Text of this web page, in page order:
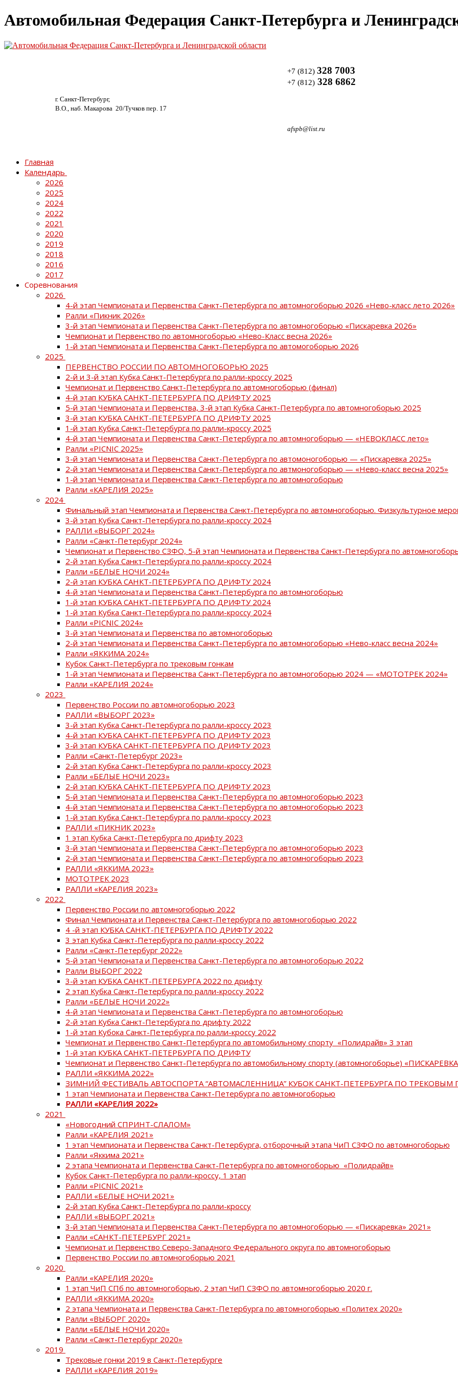
Автомобильная Федерация Санкт-Петербурга и
г. Санкт-Петербург,
В.О., наб. Макарова 20/Тучков пер. 17
+7 (812) 328 7003
+7 (812) 328 6862
afspb@list.ru
Главная
Календарь
2026
2025
2024
2022
2021
2020
2019
2018
2016
2017
Соревнования
2026
4-й этап Чемпионата и Первенства Санкт-Петербурга по автомногоборью 2026 «Нево-класс лето 2026»
Ралли «Пикник 2026»
3-й этап Чемпионата и Первенства Санкт-Петербурга по автомногоборью «Пискаревка 2026»
Чемпионат и Первенство по автомногоборью «Нево-Класс весна 2026»
1-й этап Чемпионата и Первенства Санкт-Петербурга по автомогоборью 2026
2025
ПЕРВЕНСТВО РОССИИ ПО АВТОМНОГОБОРЬЮ 2025
2-й и 3-й этап Кубка Санкт-Петербурга по ралли-кроссу 2025
Чемпионат и Первенство Санкт-Петербурга по автомногоборью (финал)
4-й этап КУБКА САНКТ-ПЕТЕРБУРГА ПО ДРИФТУ 2025
5-й этап Чемпионата и Первенства, 3-й этап Кубка Санкт-Петербурга по автомногоборью 2025
3-й этап КУБКА САНКТ-ПЕТЕРБУРГА ПО ДРИФТУ 2025
1-й этап Кубка Санкт-Петербурга по ралли-кроссу 2025
4-й этап Чемпионата и Первенства Санкт-Петербурга по автомногоборью — «НЕВОКЛАСС лето»
Ралли «PICNIC 2025»
3-й этап Чемпионата и Первенства Санкт-Петербурга по автомоногоборью — «Пискаревка 2025»
2-й этап Чемпионата и Первенства Санкт-Петербурга по автмоногоборью — «Нево-класс весна 2025»
1-й этап Чемпионата и Первенства Санкт-Петербурга по автомногоборью
Ралли «КАРЕЛИЯ 2025»
2024
Финальный этап Чемпионата и Первенства Санкт-Петербурга по автомногоборью. Физкультурное
3-й этап Кубка Санкт-Петербурга по ралли-кроссу 2024
РАЛЛИ «ВЫБОРГ 2024»
Ралли «Санкт-Петербург 2024»
Чемпионат и Первенство СЗФО, 5-й этап Чемпионата и Первенства Санкт-Петербурга по
2-й этап Кубка Санкт-Петербурга по ралли-кроссу 2024
Ралли «БЕЛЫЕ НОЧИ 2024»
2-й этап КУБКА САНКТ-ПЕТЕРБУРГА ПО ДРИФТУ 2024
4-й этап Чемпионата и Первенства Санкт-Петербурга по автомногоборью
1-й этап КУБКА САНКТ-ПЕТЕРБУРГА ПО ДРИФТУ 2024
1-й этап Кубка Санкт-Петербурга по ралли-кроссу 2024
Ралли «PICNIC 2024»
3-й этап Чемпионата и Первенства по автомногоборью
2-й этап Чемпионата и Первенства Санкт-Петербурга по автомногоборью «Нево-класс весна 2024»
Ралли «ЯККИМА 2024»
Кубок Санкт-Петербурга по трековым гонкам
1-й этап Чемпионата и Первенства Санкт-Петербурга по автомногоборью 2024 — «МОТОТРЕК 2024»
Ралли «КАРЕЛИЯ 2024»
2023
Первенство России по автомногоборью 2023
РАЛЛИ «ВЫБОРГ 2023»
3-й этап Кубка Санкт-Петербурга по ралли-кроссу 2023
4-й этап КУБКА САНКТ-ПЕТЕРБУРГА ПО ДРИФТУ 2023
3-й этап КУБКА САНКТ-ПЕТЕРБУРГА ПО ДРИФТУ 2023
Ралли «Санкт-Петербург 2023»
2-й этап Кубка Санкт-Петербурга по ралли-кроссу 2023
Ралли «БЕЛЫЕ НОЧИ 2023»
2-й этап КУБКА САНКТ-ПЕТЕРБУРГА ПО ДРИФТУ 2023
5-й этап Чемпионата и Первенства Санкт-Петербурга по автомногоборью 2023
4-й этап Чемпионата и Первенства Санкт-Петербурга по автомногоборью 2023
1-й этап Кубка Санкт-Петербурга по ралли-кроссу 2023
РАЛЛИ «ПИКНИК 2023»
1 этап Кубка Санкт-Петербурга по дрифту 2023
3-й этап Чемпионата и Первенства Санкт-Петербурга по автомногоборью 2023
2-й этап Чемпионата и Первенства Санкт-Петербурга по автомногоборью 2023
РАЛЛИ «ЯККИМА 2023»
МОТОТРЕК 2023
РАЛЛИ «КАРЕЛИЯ 2023»
2022
Первенство России по автомногоборью 2022
Финал Чемпионата и Первенства Санкт-Петербурга по автомногоборью 2022
4 -й этап КУБКА САНКТ-ПЕТЕРБУРГА ПО ДРИФТУ 2022
3 этап Кубка Санкт-Петербурга по ралли-кроссу 2022
Ралли «Санкт-Петербург 2022»
5-й этап Чемпионата и Первенства Санкт-Петербурга по автомногоборью 2022
Ралли ВЫБОРГ 2022
3-й этап КУБКА САНКТ-ПЕТЕРБУРГА 2022 по дрифту
2 этап Кубка Санкт-Петербурга по ралли-кроссу 2022
Ралли «БЕЛЫЕ НОЧИ 2022»
4-й этап Чемпионата и Первенства Санкт-Петербурга по автомногоборью
2-й этап Кубка Санкт-Петербурга по дрифту 2022
1-й этап Кубока Санкт-Петербурга по ралли-кроссу 2022
Чемпионат и Первенство Санкт-Петербурга по автомобильному спорту «Полидрайв» 3 этап
1-й этап КУБКА САНКТ-ПЕТЕРБУРГА ПО ДРИФТУ
Чемпионат и Первенство Санкт-Петербурга по автомобильному спорту (автомногоборье)
РАЛЛИ «ЯККИМА 2022»
ЗИМНИЙ ФЕСТИВАЛЬ АВТОСПОРТА “АВТОМАСЛЕННИЦА” КУБОК САНКТ-ПЕТЕРБУРГА ПО ТРЕКОВЫМ
1 этап Чемпионата и Первенства Санкт-Петербурга по автомногоборью
РАЛЛИ «КАРЕЛИЯ 2022»
2021
«Новогодний СПРИНТ-СЛАЛОМ»
Ралли «КАРЕЛИЯ 2021»
1 этап Чемпионата и Первенства Санкт-Петербурга, отборочный этапа ЧиП СЗФО по автомногоборью
Ралли «Яккима 2021»
2 этапа Чемпионата и Первенства Санкт-Петербурга по автомногоборью «Полидрайв»
Кубок Санкт-Петербурга по ралли-кроссу, 1 этап
Ралли «PICNIC 2021»
РАЛЛИ «БЕЛЫЕ НОЧИ 2021»
2-й этап Кубка Санкт-Петербурга по ралли-кроссу
РАЛЛИ «ВЫБОРГ 2021»
3-й этап Чемпионата и Первенства Санкт-Петербурга по автомногоборью — «Пискаревка» 2021»
Ралли «САНКТ-ПЕТЕРБУРГ 2021»
Чемпионат и Первенство Северо-Западного Федерального округа по автомногоборью
Первенство России по автомногоборью 2021
2020
Ралли «КАРЕЛИЯ 2020»
1 этап ЧиП СПб по автомногоборью, 2 этап ЧиП СЗФО по автомногоборью 2020 г.
РАЛЛИ «ЯККИМА 2020»
2 этапа Чемпионата и Первенства Санкт-Петербурга по автомногоборью «Политех 2020»
Ралли «ВЫБОРГ 2020»
Ралли «БЕЛЫЕ НОЧИ 2020»
Ралли «Санкт-Петербург 2020»
2019
Трековые гонки 2019 в Санкт-Петербурге
РАЛЛИ «КАРЕЛИЯ 2019»